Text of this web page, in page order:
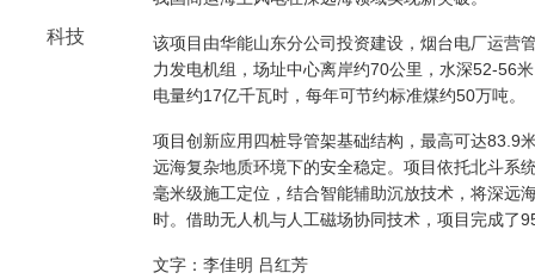
科技
该项目由华能山东分公司投资建设，烟台电厂运营
力发电机组，场址中心离岸约70公里，水深52-56
电量约17亿千瓦时，每年可节约标准煤约50万吨。
项目创新应用四桩导管架基础结构，最高可达83.9
远海复杂地质环境下的安全稳定。项目依托北斗系
毫米级施工定位，结合智能辅助沉放技术，将深远
时。借助无人机与人工磁场协同技术，项目完成了
文字：李佳明 吕红芳